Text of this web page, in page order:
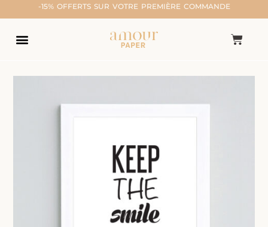
-15% OFFERTS SUR VOTRE PREMIÈRE COMMANDE